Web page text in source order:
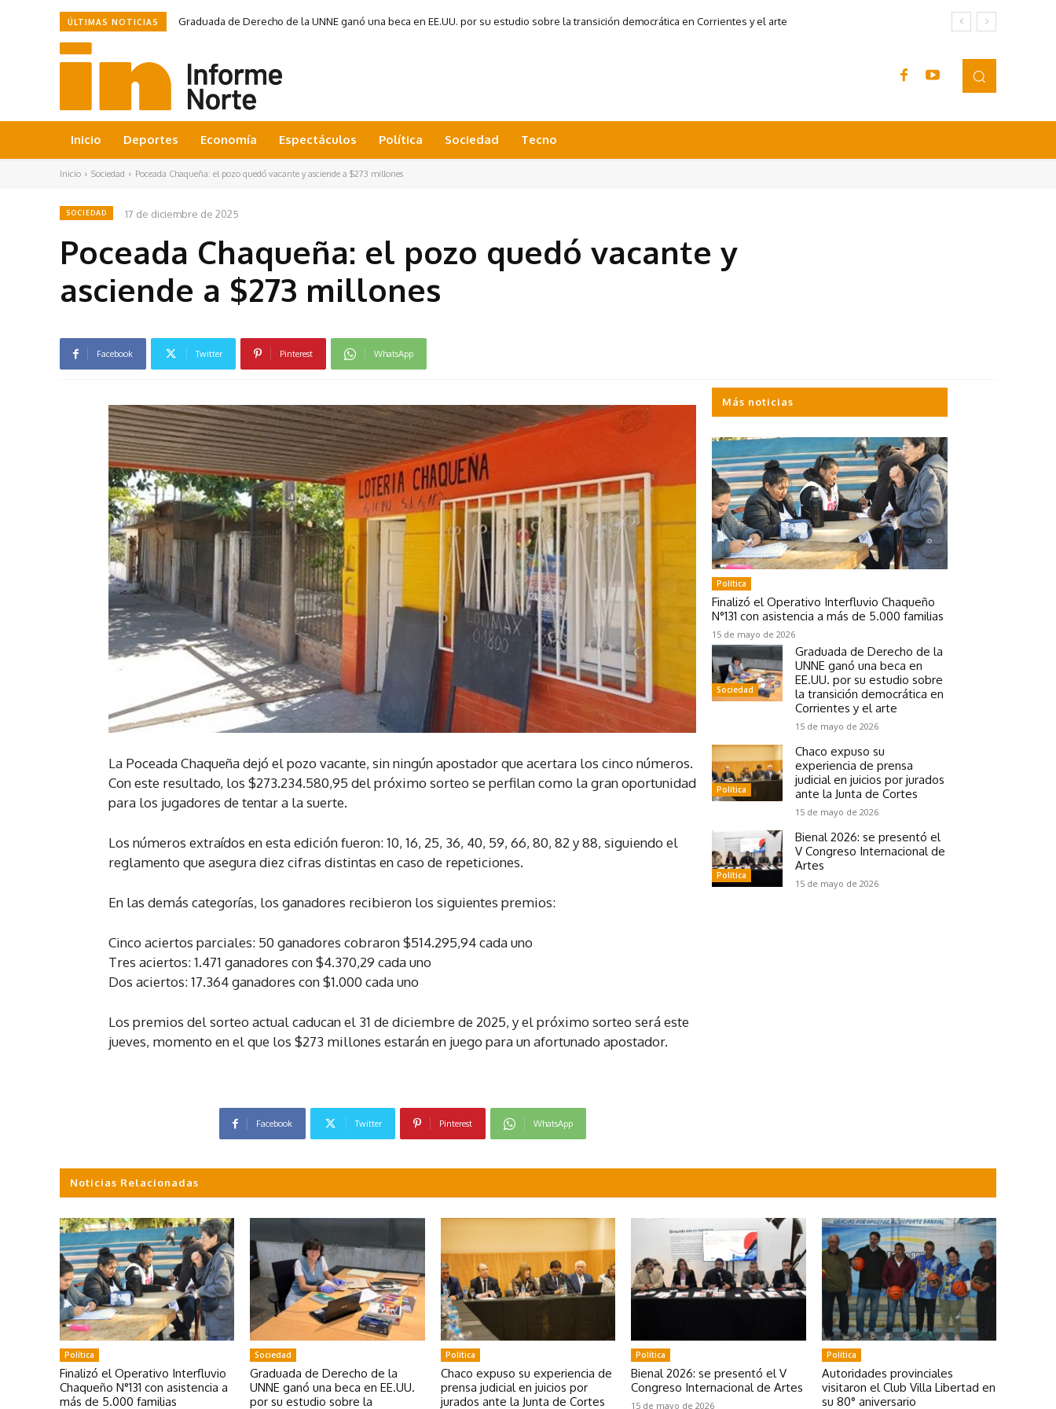
ÚLTIMAS NOTICIAS Graduada de Derecho de la UNNE ganó una beca en EE.UU. por su estudio sobre la transición democrática en Corrientes y el arte
Inicio Deportes Economía Espectáculos Política Sociedad Tecno
Inicio Sociedad Poceada Chaqueña: el pozo quedó vacante y asciende a $273 millones
SOCIEDAD 17 de diciembre de 2025
Poceada Chaqueña: el pozo quedó vacante y
asciende a $273 millones
Facebook Twitter Pinterest WhatsApp
La Poceada Chaqueña dejó el pozo vacante, sin ningún apostador que acertara los cinco números.
Con este resultado, los $273.234.580,95 del próximo sorteo se perfilan como la gran oportunidad
para los jugadores de tentar a la suerte.
Los números extraídos en esta edición fueron: 10, 16, 25, 36, 40, 59, 66, 80, 82 y 88, siguiendo el
reglamento que asegura diez cifras distintas en caso de repeticiones.
En las demás categorías, los ganadores recibieron los siguientes premios:
Cinco aciertos parciales: 50 ganadores cobraron $514.295,94 cada uno
Tres aciertos: 1.471 ganadores con $4.370,29 cada uno
Dos aciertos: 17.364 ganadores con $1.000 cada uno
Los premios del sorteo actual caducan el 31 de diciembre de 2025, y el próximo sorteo será este
jueves, momento en el que los $273 millones estarán en juego para un afortunado apostador.
Facebook Twitter Pinterest WhatsApp
Más noticias
Política
Finalizó el Operativo Interfluvio Chaqueño
N°131 con asistencia a más de 5.000 familias
15 de mayo de 2026
Sociedad
Graduada de Derecho de la
UNNE ganó una beca en
EE.UU. por su estudio sobre
la transición democrática en
Corrientes y el arte
15 de mayo de 2026
Política
Chaco expuso su
experiencia de prensa
judicial en juicios por jurados
ante la Junta de Cortes
15 de mayo de 2026
Política
Bienal 2026: se presentó el
V Congreso Internacional de
Artes
15 de mayo de 2026
Noticias Relacionadas
Política
Finalizó el Operativo Interfluvio
Chaqueño N°131 con asistencia a
más de 5.000 familias
Sociedad
Graduada de Derecho de la
UNNE ganó una beca en EE.UU.
por su estudio sobre la
Política
Chaco expuso su experiencia de
prensa judicial en juicios por
jurados ante la Junta de Cortes
Política
Bienal 2026: se presentó el V
Congreso Internacional de Artes
15 de mayo de 2026
Política
Autoridades provinciales
visitaron el Club Villa Libertad en
su 80° aniversario